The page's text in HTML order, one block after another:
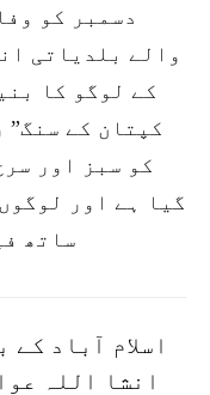
والے بلدیاتی
کے لوگو کا
کپتان کے سنگ”
کو سبز اور
گیا ہے اور
ساتھ
اسلام آباد
انشا اللہ